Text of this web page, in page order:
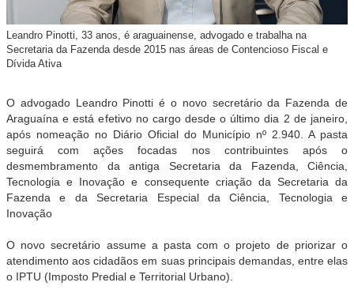
Leandro Pinotti, 33 anos, é araguainense, advogado e trabalha na
Secretaria da Fazenda desde 2015 nas áreas de Contencioso Fiscal e
Dívida Ativa
O advogado Leandro Pinotti é o novo secretário da Fazenda de
Araguaína e está efetivo no cargo desde o último dia 2 de janeiro,
após nomeação no Diário Oficial do Município nº 2.940. A pasta
seguirá com ações focadas nos contribuintes após o
desmembramento da antiga Secretaria da Fazenda, Ciência,
Tecnologia e Inovação e consequente criação da Secretaria da
Fazenda e da Secretaria Especial da Ciência, Tecnologia e
Inovação
O novo secretário assume a pasta com o projeto de priorizar o
atendimento aos cidadãos em suas principais demandas, entre elas
o IPTU (Imposto Predial e Territorial Urbano).